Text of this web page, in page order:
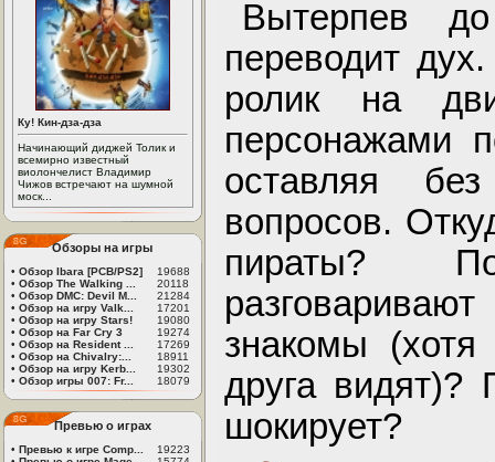
Ку! Кин-дза-дза
Начинающий диджей Толик и
всемирно известный
виолончелист Владимир
Чижов встречают на шумной
моск...
Обзоры на игры
• Обзор Ibara [PCB/PS2]
19688
• Обзор The Walking ...
20118
• Обзор DMC: Devil M...
21284
• Обзор на игру Valk...
17201
• Обзор на игру Stars!
19080
• Обзор на Far Cry 3
19274
• Обзор на Resident ...
17269
• Обзор на Chivalry:...
18911
• Обзор на игру Kerb...
19302
• Обзор игры 007: Fr... 18079
Превью о играх
• Превью к игре Comp...
19223
Вытерпев
переводит
ролик на
персонажами
оставляя
вопросов.
пираты?
знакомы
друга видят)?
шокирует?